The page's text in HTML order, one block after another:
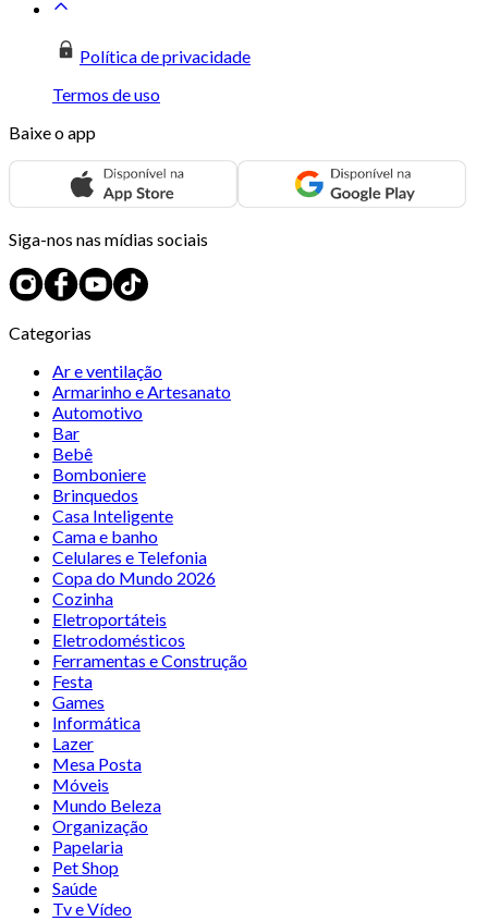
Política de privacidade
Termos de uso
Baixe o app
Siga-nos nas mídias sociais
Categorias
Ar e ventilação
Armarinho e Artesanato
Automotivo
Bar
Bebê
Bomboniere
Brinquedos
Casa Inteligente
Cama e banho
Celulares e Telefonia
Copa do Mundo 2026
Cozinha
Eletroportáteis
Eletrodomésticos
Ferramentas e Construção
Festa
Games
Informática
Lazer
Mesa Posta
Móveis
Mundo Beleza
Organização
Papelaria
Pet Shop
Saúde
Tv e Vídeo